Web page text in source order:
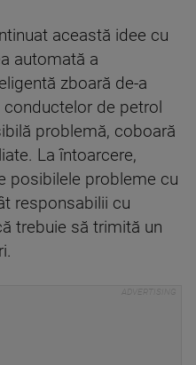
această idee cu
automată a
zboară de-a
de petrol
problemă, coboară
La întoarcere,
posibilele probleme cu
responsabilii cu
trebuie să trimită un